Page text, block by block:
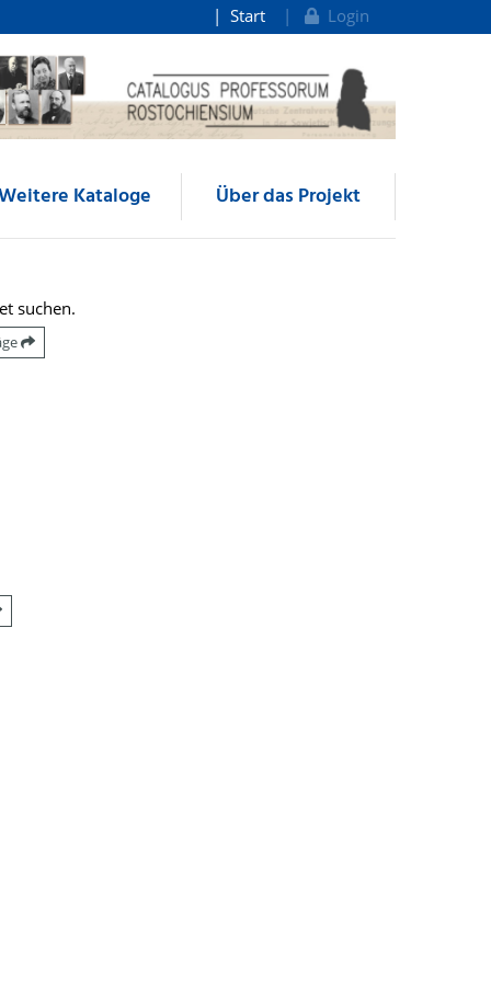
Start Login
Kataloge Über das Projekt
suchen.